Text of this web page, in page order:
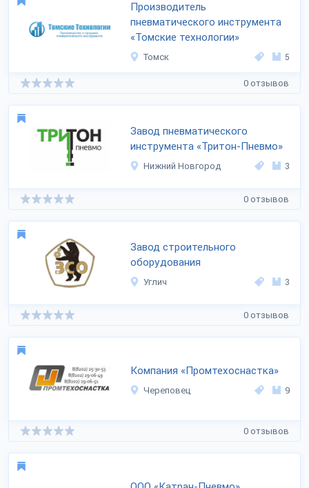
Производитель
пневматического инструмента
«Томские технологии»
Томск 5
0 отзывов
Завод пневматического
инструмента «Тритон-Пневмо»
Нижний Новгород 3
0 отзывов
Завод строительного
оборудования
Углич 3
0 отзывов
Компания «Промтехоснастка»
Череповец 9
0 отзывов